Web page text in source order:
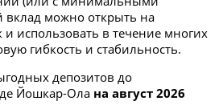
можно открыть на
использовать в течение многих
гибкость и стабильность.
депозитов до
Йошкар-Ола на август 2026